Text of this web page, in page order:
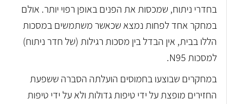
בחדרי ניתוח, שמכסות את הפנים באופן רפוי יותר. אולם
במחקר אחד לפחות נמצא שכאשר משתמשים במסכות
הללו בבית, אין הבדל בין מסכות רגילות (של חדר ניתוח)
למסכות N95.
במחקרים שבוצעו בחמוסים הועלתה הסברה ששפעת
החזירים מופצת על ידי טיפות גדולות ולא על ידי טיפות